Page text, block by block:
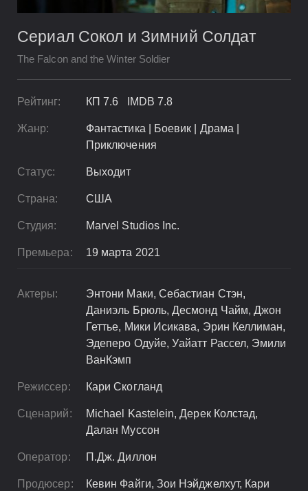
Сериал Сокол и Зимний Солдат
The Falcon and the Winter Soldier
Рейтинг: КП 7.6 IMDB 7.8
Жанр:
Фантастика | Боевик | Драма |
Приключения
Статус: Выходит
Страна: США
Студия: Marvel Studios Inc.
Премьера: 19 марта 2021
Актеры:
Энтони Маки, Себастиан Стэн,
Даниэль Брюль, Десмонд Чайм, Джон
Геттье, Мики Исикава, Эрин Келлиман,
Эдеперо Одуйе, Уайатт Рассел, Эмили
ВанКэмп
Режиссер: Кари Скогланд
Сценарий:
Michael Kastelein, Дерек Колстад,
Далан Муссон
Оператор: П.Дж. Диллон
Продюсер:
Кевин Файги, Зои Нэйджелхут, Кари